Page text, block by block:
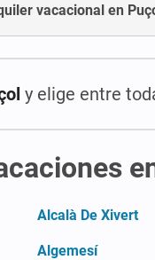
vacacional en
y elige entre
Alcalà De Xivert
Algemesí